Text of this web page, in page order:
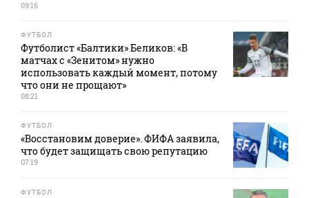
09:16
ФУТБОЛ
Футболист «Балтики» Беликов: «В
матчах с «Зенитом» нужно
использовать каждый момент, потому
что они не прощают»
08:21
ФУТБОЛ
«Восстановим доверие». ФИФА заявила,
что будет защищать свою репутацию
07:19
ФУТБОЛ